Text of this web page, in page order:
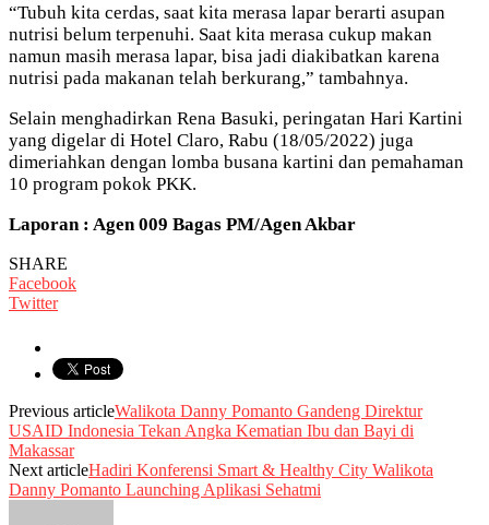
“Tubuh kita cerdas, saat kita merasa lapar berarti asupan
nutrisi belum terpenuhi. Saat kita merasa cukup makan
namun masih merasa lapar, bisa jadi diakibatkan karena
nutrisi pada makanan telah berkurang,” tambahnya.
Selain menghadirkan Rena Basuki, peringatan Hari Kartini
yang digelar di Hotel Claro, Rabu (18/05/2022) juga
dimeriahkan dengan lomba busana kartini dan pemahaman
10 program pokok PKK.
Laporan : Agen 009 Bagas PM/Agen Akbar
SHARE
Facebook
Twitter
Previous articleWalikota Danny Pomanto Gandeng Direktur
USAID Indonesia Tekan Angka Kematian Ibu dan Bayi di
Makassar
Next articleHadiri Konferensi Smart & Healthy City Walikota
Danny Pomanto Launching Aplikasi Sehatmi